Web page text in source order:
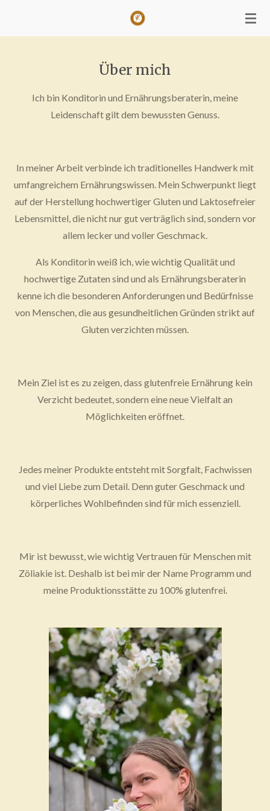
Über mich
Ich bin Konditorin und Ernährungsberaterin, meine
Leidenschaft gilt dem bewussten Genuss.
In meiner Arbeit verbinde ich traditionelles Handwerk mit
umfangreichem Ernährungswissen. Mein Schwerpunkt liegt
auf der Herstellung hochwertiger Gluten und Laktosefreier
Lebensmittel, die nicht nur gut verträglich sind, sondern vor
allem lecker und voller Geschmack.
Als Konditorin weiß ich, wie wichtig Qualität und
hochwertige Zutaten sind und als Ernährungsberaterin
kenne ich die besonderen Anforderungen und Bedürfnisse
von Menschen, die aus gesundheitlichen Gründen strikt auf
Gluten verzichten müssen.
Mein Ziel ist es zu zeigen, dass glutenfreie Ernährung kein
Verzicht bedeutet, sondern eine neue Vielfalt an
Möglichkeiten eröffnet.
Jedes meiner Produkte entsteht mit Sorgfalt, Fachwissen
und viel Liebe zum Detail. Denn guter Geschmack und
körperliches Wohlbefinden sind für mich essenziell.
Mir ist bewusst, wie wichtig Vertrauen für Menschen mit
Zöliakie ist. Deshalb ist bei mir der Name Programm und
meine Produktionsstätte zu 100% glutenfrei.